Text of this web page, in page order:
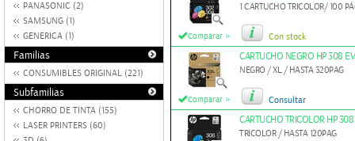
PANASONIC (2)
SAMSUNG (1)
GENERICA (1)
Familias
CONSUMIBLES ORIGINAL (221)
Subfamilias
CHORRO DE TINTA (155)
LASER PRINTERS (60)
Comparar »
1 CARTUCHO TRICOLOR/ 100
Con stock
Comparar »
CARTUCHO NEGRO HP 308
NEGRO / XL / HASTA 320PAG
Consultar
CARTUCHO TRICOLOR HP
TRICOLOR / HASTA 120PAG